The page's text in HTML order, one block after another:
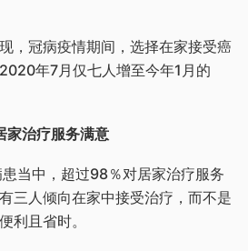
，冠病疫情期间，选择在家接受癌
年7月仅七人增至今年1月的
家治疗服务满意
当中，超过98％对居家治疗服务
三人倾向在家中接受治疗，而不是
利且省时。